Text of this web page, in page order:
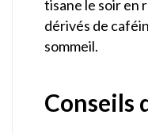
tisane le soir en
dérivés de
sommeil.
Conseils